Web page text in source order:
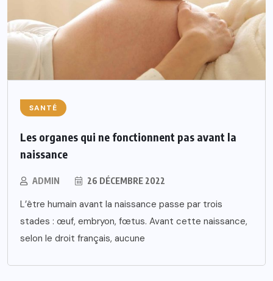
SANTÉ
Les organes qui ne fonctionnent pas avant la
naissance
ADMIN 26 DÉCEMBRE 2022
L’être humain avant la naissance passe par trois
stades : œuf, embryon, fœtus. Avant cette naissance,
selon le droit français, aucune